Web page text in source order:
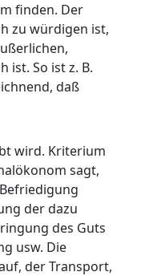
finden. Der
zu würdigen ist,
ist. So ist z. B.
daß
wird. Kriterium
sagt,
der dazu
des Guts
usw. Die
der Transport,